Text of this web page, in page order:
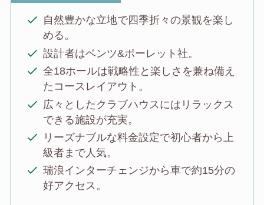
自然豊かな立地で四季折々の景観を楽し
める。
設計者はベンツ&ポーレット社。
全18ホールは戦略性と楽しさを兼ね備え
たコースレイアウト。
広々としたクラブハウスにはリラックス
できる施設が充実。
リーズナブルな料金設定で初心者から上
級者まで人気。
瑞浪インターチェンジから車で約15分の
好アクセス。